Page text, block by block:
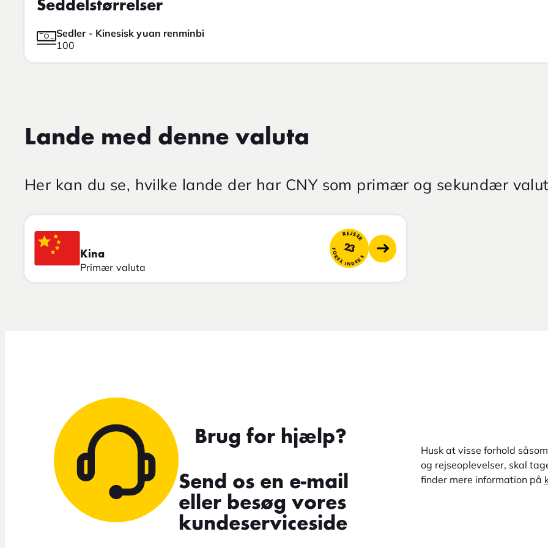
Seddelstørrelser
Sedler - Kinesisk yuan renminbi
100
Lande med denne valuta
Her kan du se, hvilke lande der har CNY som primær og sekundær
Kina
Primær valuta
REJSER
23
FOREX INDEKS
Brug for hjælp?
Send os en e-mail
eller besøg vores
kundeserviceside
Husk at visse forhold
og rejseoplevelser, skal
finder mere information på